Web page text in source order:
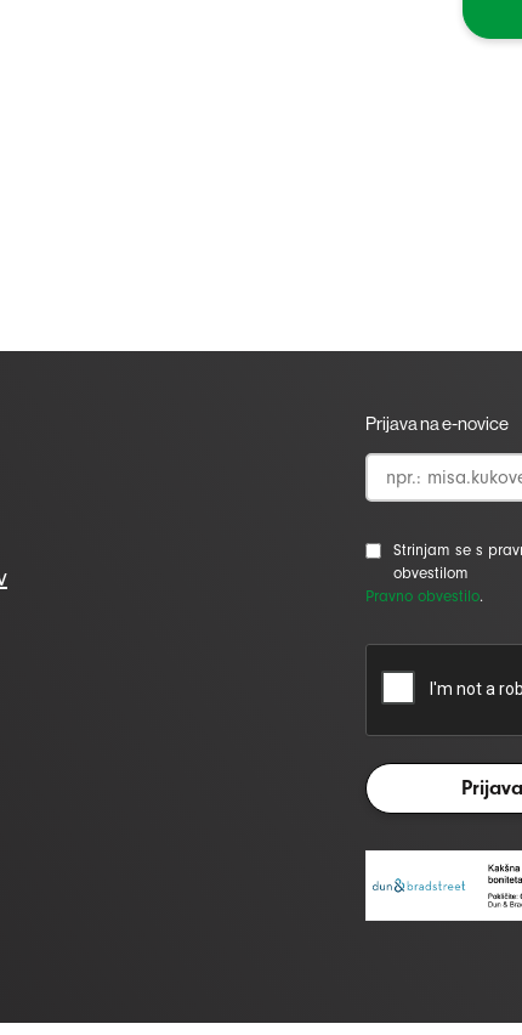
Prijava na e-novice
Strinjam se s
obvestilom
Pravno obvestilo.